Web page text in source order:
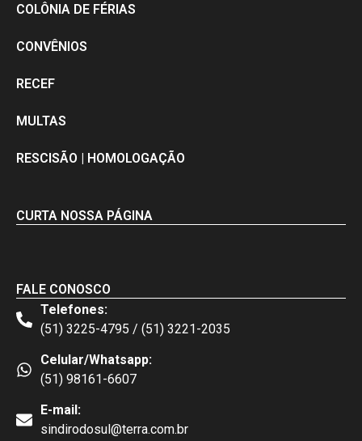
COLÔNIA DE FÉRIAS
CONVÊNIOS
RECEF
MULTAS
RESCISÃO | HOMOLOGAÇÃO
CURTA NOSSA PÁGINA
FALE CONOSCO
Telefones:
(51) 3225-4795 / (51) 3221-2035
Celular/Whatsapp:
(51) 98161-6607
E-mail:
sindirodosul@terra.com.br